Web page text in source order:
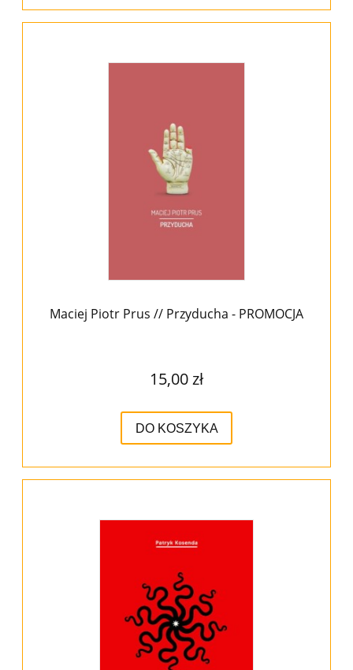
Maciej Piotr Prus // Przyducha - PROMOCJA
15,00 zł
DO KOSZYKA